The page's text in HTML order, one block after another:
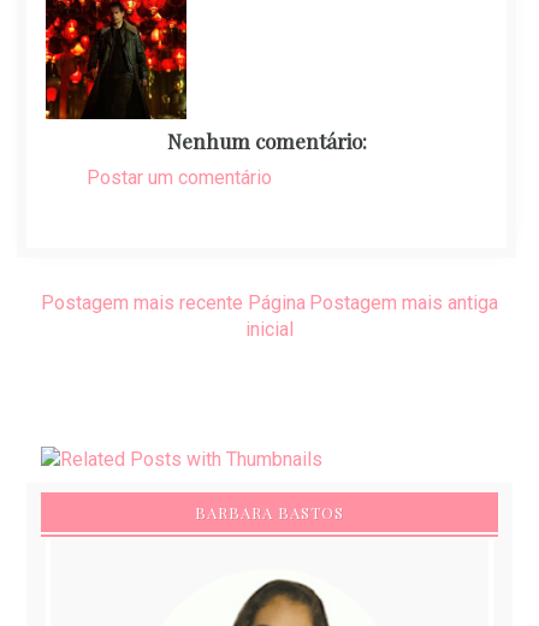
Nenhum comentário:
Postar um comentário
Postagem mais recente Postagem mais antiga
Página
inicial
BARBARA BASTOS